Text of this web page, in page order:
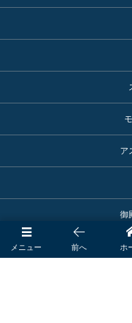
ア
御
ロ
メニュー 前へ ホ